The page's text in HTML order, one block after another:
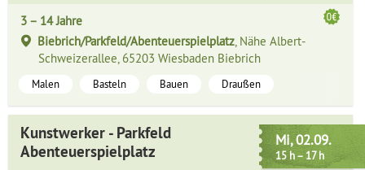
3 – 14 Jahre
Biebrich/Parkfeld/Abenteuerspielplatz, Nähe Albert-
Schweizerallee, 65203 Wiesbaden Biebrich
Malen Basteln Bauen Draußen
Mi, 02.09.
15 h – 17 h
Kunstwerker - Parkfeld
Abenteuerspielplatz